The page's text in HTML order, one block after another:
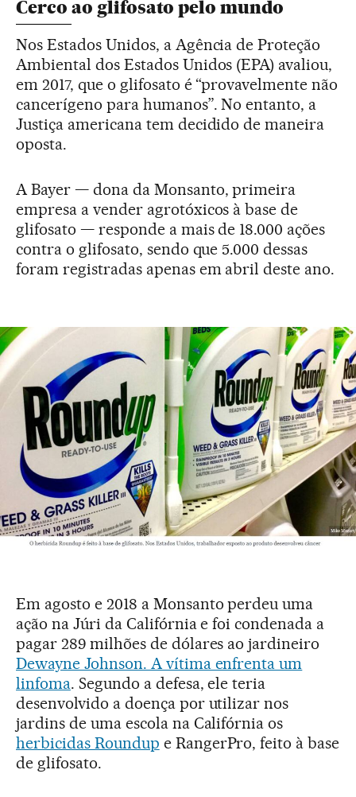
Cerco ao glifosato pelo mundo
Nos Estados Unidos, a Agência de Proteção
Ambiental dos Estados Unidos (EPA) avaliou,
em 2017, que o glifosato é “provavelmente não
cancerígeno para humanos”. No entanto, a
Justiça americana tem decidido de maneira
oposta.
A Bayer — dona da Monsanto, primeira
empresa a vender agrotóxicos à base de
glifosato — responde a mais de 18.000 ações
contra o glifosato, sendo que 5.000 dessas
foram registradas apenas em abril deste ano.
Em agosto e 2018 a Monsanto perdeu uma
ação na Júri da Califórnia e foi condenada a
pagar 289 milhões de dólares ao jardineiro
Dewayne Johnson. A vítima enfrenta um
linfoma. Segundo a defesa, ele teria
desenvolvido a doença por utilizar nos
jardins de uma escola na Califórnia os
herbicidas Roundup e RangerPro, feito à base
de glifosato.